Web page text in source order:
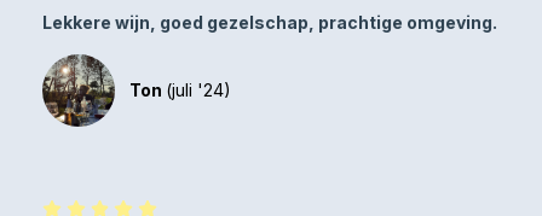
Lekkere wijn, goed gezelschap, prachtige omgeving.
Ton (juli '24)